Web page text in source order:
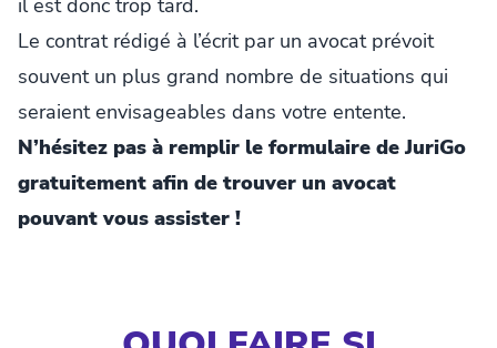
il est donc trop tard.
Le contrat rédigé à l’écrit par un avocat prévoit
souvent un plus grand nombre de situations qui
seraient envisageables dans votre entente.
N’hésitez pas à remplir le formulaire de JuriGo
gratuitement afin de trouver un avocat
pouvant vous assister !